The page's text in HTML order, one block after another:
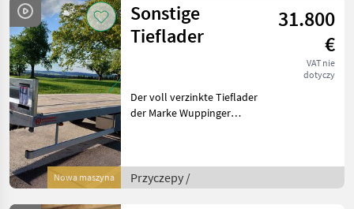
herausragendes Mo
Nowa maszyna
Sonstige
Tieflader
31.800
€
VAT nie
dotyczy
Der voll verzinkte Tieflader
der Marke Wuppinger
Transport von schweren
Lasten geeignet. Der
Przyczepy /